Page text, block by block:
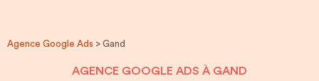
Agence Google Ads > Gand
AGENCE GOOGLE ADS À GAND